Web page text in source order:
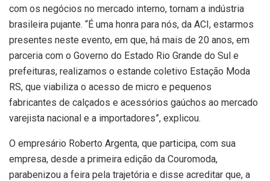
com os negócios no mercado interno, tornam a indústria
brasileira pujante. “É uma honra para nós, da ACI, estarmos
presentes neste evento, em que, há mais de 20 anos, em
parceria com o Governo do Estado Rio Grande do Sul e
prefeituras, realizamos o estande coletivo Estação Moda
RS, que viabiliza o acesso de micro e pequenos
fabricantes de calçados e acessórios gaúchos ao mercado
varejista nacional e a importadores”, explicou.
O empresário Roberto Argenta, que participa, com sua
empresa, desde a primeira edição da Couromoda,
parabenizou a feira pela trajetória e disse acreditar que, a